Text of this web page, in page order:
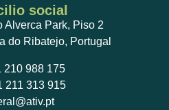
social
Alverca Park, Piso 2
do Ribatejo, Portugal
210 988 175
211 313 915